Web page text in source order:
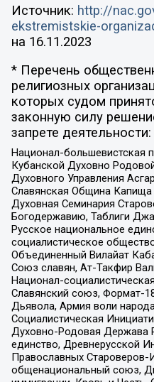
Источник: http://
ekstremistskie-
на 16.11.2023
* Перечень
религиозных
которых судом
законную силу
запрете деятельности:
Национал-большевистская
Кубанской Духовно
Духовного Управления
Славянская Община
Духовная Семинария
Богодержавию, Таблиги
Русское национальное
социалистическое
Объединенный Вилайат
Союз славян, Ат-Такфир
Национал-
Славянский союз, Формат-
Дьявола, Армия воли
Социалистическая
Духовно-Родовая Держава
единство, Древнерусской
Православных Староверов-
общенациональный союз,